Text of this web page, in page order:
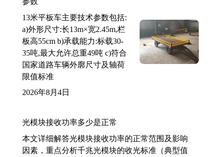
13米平板车主要技术参数包括:
a)外形尺寸:长13m×宽2.45m,栏
板高55cm b)承载能力:标载30-
35吨,最大允许总重49吨 c)符合
国家道路车辆外廓尺寸及轴荷
限值标准
2026年8月4日
光模块接收功率多少是正常
本文详细解答光模块接收功率的正常范围及影响
因素，重点分析千兆光模块的收光标准（典型值